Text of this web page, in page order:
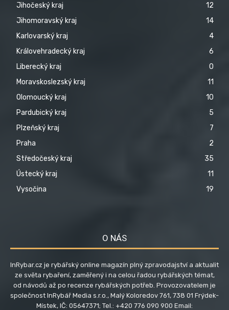
Jihočeský kraj
12
Jihomoravský kraj
14
Karlovarský kraj
4
Královehradecký kraj
6
Liberecký kraj
0
Moravskoslezský kraj
11
Olomoucký kraj
10
Pardubický kraj
5
Plzeňský kraj
7
Praha
2
Středočeský kraj
35
Ústecký kraj
11
Vysočina
19
O NÁS
InRybar.cz je rybářský online magazín plný zpravodajství a aktualit
ze světa rybaření, zaměřený i na celou řadou rybářských témat,
od návodů až po recenze rybářských potřeb. Provozovatelem je
společnost InRybář Media s.r.o., Malý Koloredov 761, 738 01 Frýdek-
Místek, IČ: 05647371; Tel.: +420 776 090 900 Email: